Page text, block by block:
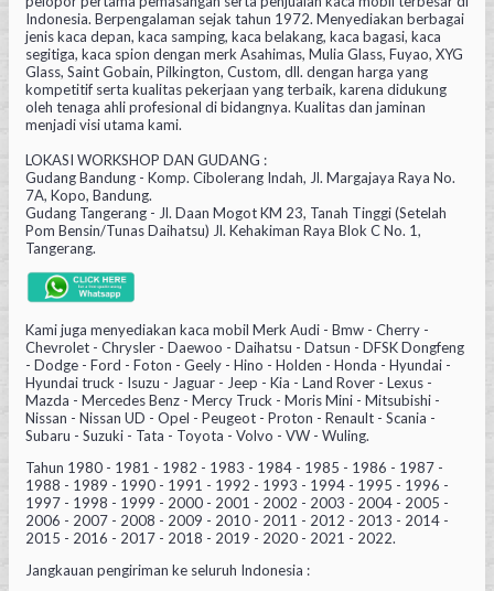
Indonesia. Berpengalaman sejak tahun 1972. Menyediakan berbagai
jenis kaca depan, kaca samping, kaca belakang, kaca bagasi, kaca
segitiga, kaca spion dengan merk Asahimas, Mulia Glass, Fuyao, XYG
Glass, Saint Gobain, Pilkington, Custom, dll. dengan harga yang
kompetitif serta kualitas pekerjaan yang terbaik, karena didukung
oleh tenaga ahli profesional di bidangnya. Kualitas dan jaminan
menjadi visi utama kami.
LOKASI WORKSHOP DAN GUDANG :
Gudang Bandung - Komp. Cibolerang Indah, Jl. Margajaya Raya No.
7A, Kopo, Bandung.
Gudang Tangerang - Jl. Daan Mogot KM 23, Tanah Tinggi (Setelah
Pom Bensin/Tunas Daihatsu) Jl. Kehakiman Raya Blok C No. 1,
Tangerang.
Kami juga menyediakan kaca mobil Merk Audi - Bmw - Cherry -
Chevrolet - Chrysler - Daewoo - Daihatsu - Datsun - DFSK Dongfeng
- Dodge - Ford - Foton - Geely - Hino - Holden - Honda - Hyundai -
Hyundai truck - Isuzu - Jaguar - Jeep - Kia - Land Rover - Lexus -
Mazda - Mercedes Benz - Mercy Truck - Moris Mini - Mitsubishi -
Nissan - Nissan UD - Opel - Peugeot - Proton - Renault - Scania -
Subaru - Suzuki - Tata - Toyota - Volvo - VW - Wuling.
Tahun 1980 - 1981 - 1982 - 1983 - 1984 - 1985 - 1986 - 1987 -
1988 - 1989 - 1990 - 1991 - 1992 - 1993 - 1994 - 1995 - 1996 -
1997 - 1998 - 1999 - 2000 - 2001 - 2002 - 2003 - 2004 - 2005 -
2006 - 2007 - 2008 - 2009 - 2010 - 2011 - 2012 - 2013 - 2014 -
2015 - 2016 - 2017 - 2018 - 2019 - 2020 - 2021 - 2022.
Jangkauan pengiriman ke seluruh Indonesia :